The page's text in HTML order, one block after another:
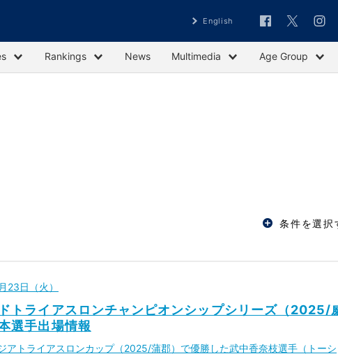
English
Rankings News Multimedia Age Group
条件を選択
23日（火）
トライアスロンチャンピオンシップシリーズ（2025/
選手出場情報
アトライアスロンカップ（2025/蒲郡）で優勝した武中香奈枝選手（トーシ